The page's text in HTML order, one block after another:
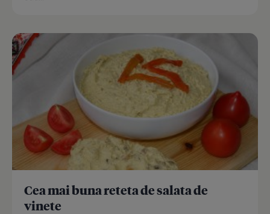
Cea mai buna reteta de salata de
vinete